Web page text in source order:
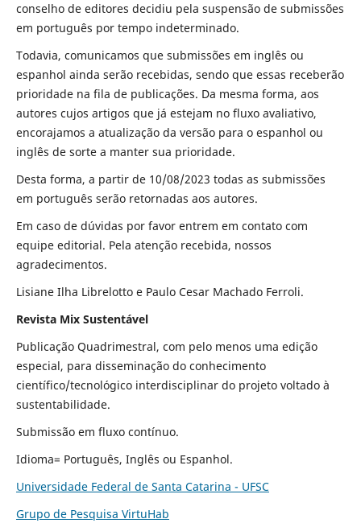
conselho de editores decidiu pela suspensão de submissões
em português por tempo indeterminado.
Todavia, comunicamos que submissões em inglês ou
espanhol ainda serão recebidas, sendo que essas receberão
prioridade na fila de publicações. Da mesma forma, aos
autores cujos artigos que já estejam no fluxo avaliativo,
encorajamos a atualização da versão para o espanhol ou
inglês de sorte a manter sua prioridade.
Desta forma, a partir de 10/08/2023 todas as submissões
em português serão retornadas aos autores.
Em caso de dúvidas por favor entrem em contato com
equipe editorial. Pela atenção recebida, nossos
agradecimentos.
Lisiane Ilha Librelotto e Paulo Cesar Machado Ferroli.
Revista Mix Sustentável
Publicação Quadrimestral, com pelo menos uma edição
especial, para disseminação do conhecimento
científico/tecnológico interdisciplinar do projeto voltado à
sustentabilidade.
Submissão em fluxo contínuo.
Idioma= Português, Inglês ou Espanhol.
Universidade Federal de Santa Catarina - UFSC
Grupo de Pesquisa VirtuHab